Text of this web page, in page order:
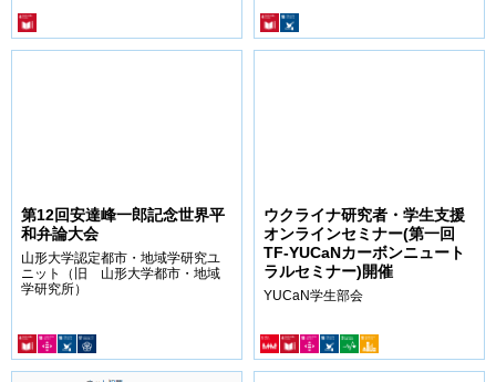
第12回安達峰一郎記念世界平
和弁論大会
山形大学認定都市・地域学研究ユ
ニット（旧 山形大学都市・地域
学研究所）
ウクライナ研究者・学生支援
オンラインセミナー(第一回
TF-YUCaNカーボンニュート
ラルセミナー)開催
YUCaN学生部会